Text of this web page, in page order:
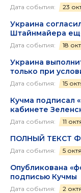
Дата события: 23
Украина
Штайнмайера
Дата события: 18
Украина
только при
Дата события: 15
Кучма подписал
кабинете
Дата события: 11
ПОЛНЫЙ ТЕКСТ
Дата события: 5
Опубликована
подписью Кучмы
Дата события: 2